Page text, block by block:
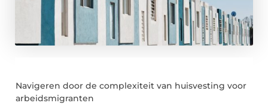
Navigeren door de complexiteit van huisvesting voor
arbeidsmigranten